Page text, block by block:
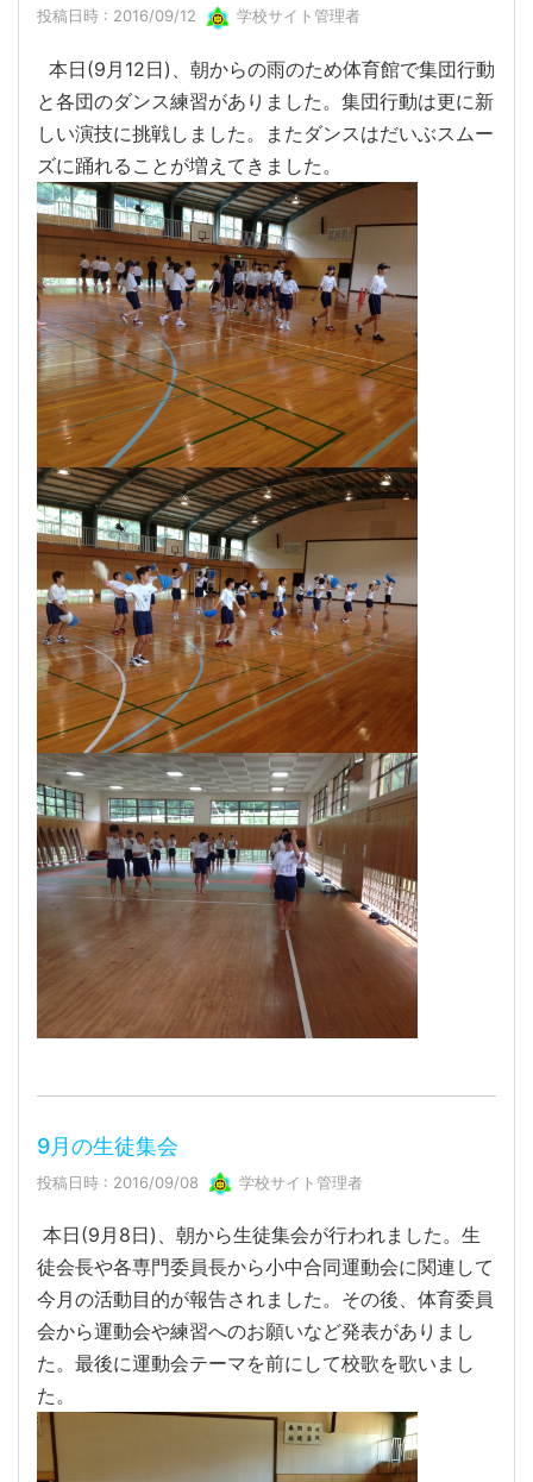
投稿日時 : 2016/09/12 学校サイト管理者
本日(9月12日)、朝からの雨のため体育館で集団行動
と各団のダンス練習がありました。集団行動は更に新
しい演技に挑戦しました。またダンスはだいぶスムー
ズに踊れることが増えてきました。
9月の生徒集会
投稿日時 : 2016/09/08 学校サイト管理者
本日(9月8日)、朝から生徒集会が行われました。生
徒会長や各専門委員長から小中合同運動会に関連して
今月の活動目的が報告されました。その後、体育委員
会から運動会や練習へのお願いなど発表がありまし
た。最後に運動会テーマを前にして校歌を歌いまし
た。